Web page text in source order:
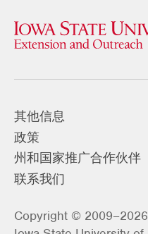
其他信息
政策
州和国家推广合作伙伴
联系我们
Copyright © 2009–2026